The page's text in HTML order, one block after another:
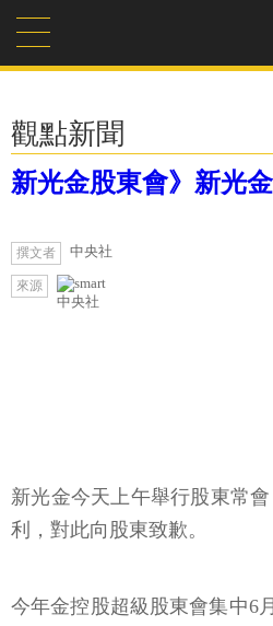
觀點新聞
新光金股東會》新光
撰文者 中央社
來源
中央社
新光金今天上午舉行股東常
利，對此向股東致歉。
今年金控股超級股東會集中6